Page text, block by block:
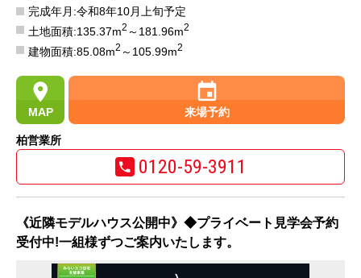
柏営業所
0120-59-3911
完成年月:令和8年10月上旬予定
土地面積:135.37m2 ～181.96m2
建物面積:85.08m2 ～105.99m2
MAP 来場予約
《近隣モデルハウス公開中》◆プライベート見学会予約
受付中!一組様ずつご案内いたします。